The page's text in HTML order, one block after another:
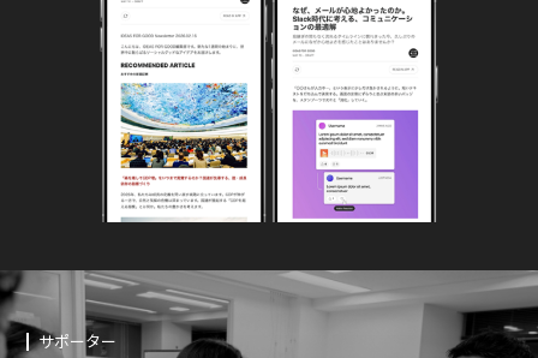
サポーター